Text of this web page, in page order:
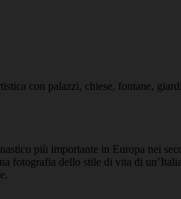
con palazzi, chiese, fontane,
più importante in Europa nei
fotografia dello stile di vita di